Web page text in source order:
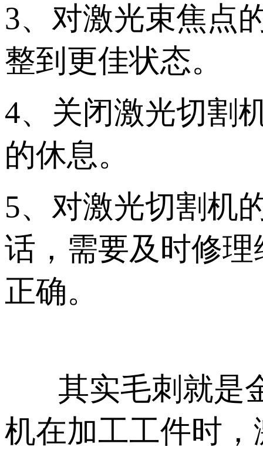
3、对激光束焦点
整到更佳状态。
4、关闭激光切割
的休息。
5、对激光切割机
话，需要及时修
正确。
其实毛刺就是金
机在加工工件时